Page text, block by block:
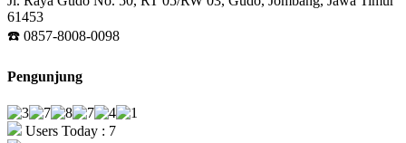
61453
☎️ 0857-8008-0098
Pengunjung
Users Today : 7